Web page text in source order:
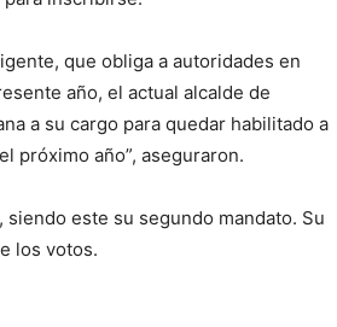
que obliga a autoridades en
año, el actual alcalde de
a su cargo para quedar habilitado a
próximo año”, aseguraron.
este su segundo mandato. Su
los votos.